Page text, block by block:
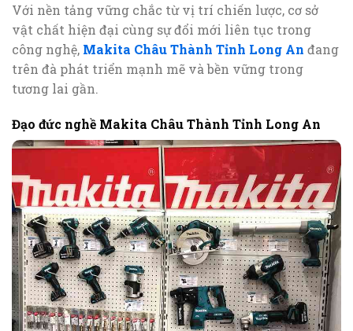
Với nền tảng vững chắc từ vị trí chiến lược, cơ sở
vật chất hiện đại cùng sự đổi mới liên tục trong
công nghệ, Makita Châu Thành Tỉnh Long An đang
trên đà phát triển mạnh mẽ và bền vững trong
tương lai gần.
Đạo đức nghề Makita Châu Thành Tỉnh Long An